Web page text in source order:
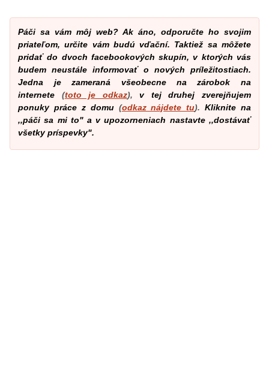
Páči sa vám môj web? Ak áno, odporučte ho svojim
priateľom, určite vám budú vďační. Taktiež sa môžete
pridať do dvoch facebookových skupín, v ktorých vás
budem neustále informovať o nových príležitostiach.
Jedna je zameraná všeobecne na zárobok na
internete (toto je odkaz), v tej druhej zverejňujem
ponuky práce z domu(odkaz nájdete tu).Kliknite na
,,páči sa mi to" a v upozorneniach nastavte ,,dostávať
všetky príspevky".